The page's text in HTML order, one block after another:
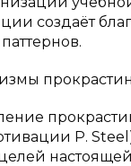
создаёт
P.